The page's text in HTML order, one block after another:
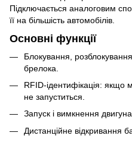
Підключається аналоговим
її на більшість автомобілів.
Основні функції
Блокування,
брелока.
RFID-ідентифікація: якщо
не запуститься.
Запуск і вимкнення
Дистанційне відкривання